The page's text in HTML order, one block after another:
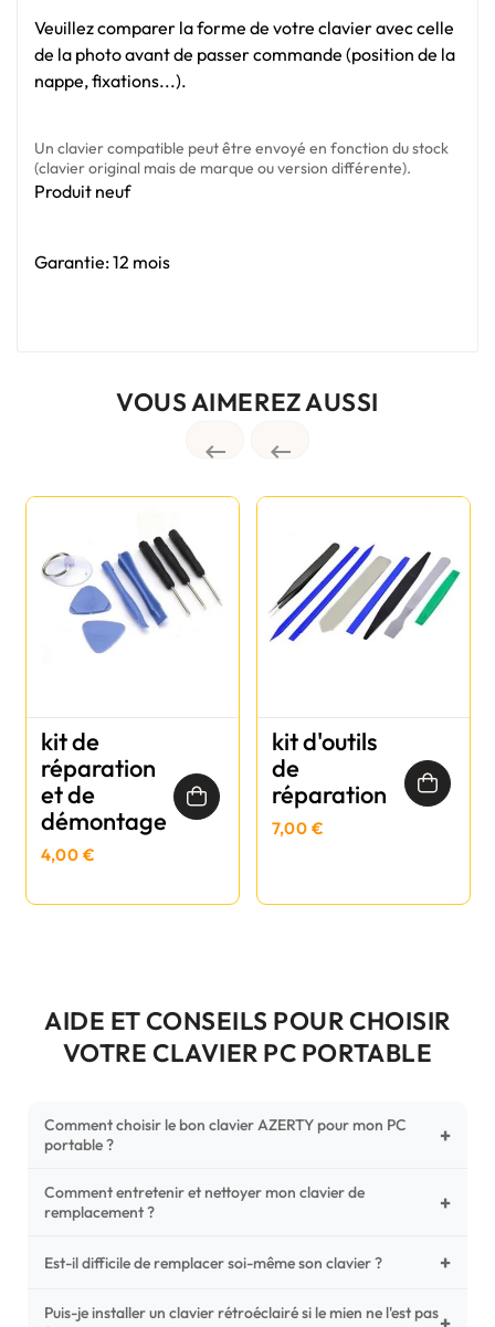
Veuillez comparer la forme de votre clavier avec celle
de la photo avant de passer commande (position de la
nappe, fixations...).
Un clavier compatible peut être envoyé en fonction du stock
(clavier original mais de marque ou version différente).
Produit neuf
Garantie: 12 mois
VOUS AIMEREZ AUSSI
 
kit de
réparation
et de
démontage
4,00 €
kit d'outils
de
réparation
7,00 €
AIDE ET CONSEILS POUR CHOISIR
VOTRE CLAVIER PC PORTABLE
Comment choisir le bon clavier AZERTY pour mon PC
portable ?
+
Pour ne pas vous tromper, vérifiez trois points critiques sur
votre clavier d'origine : la disposition (AZERTY Français), la
photos HD) et l'emplacement des fixations (vis ou clips) au
Comment entretenir et nettoyer mon clavier de
remplacement ?
+
Un entretien régulier prolonge la vie de vos touches.
poussières sous les mécanismes. Pour le nettoyage,
Est-il difficile de remplacer soi-même son clavier ? +
C'est une réparation accessible et très économique ! La
Puis-je installer un clavier rétroéclairé si le mien ne l'est pas